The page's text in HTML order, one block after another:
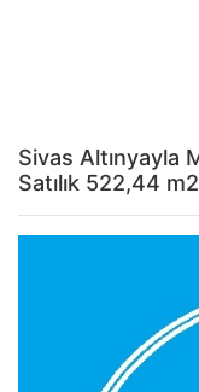
Sivas Altınyayla
Satılık 522,44